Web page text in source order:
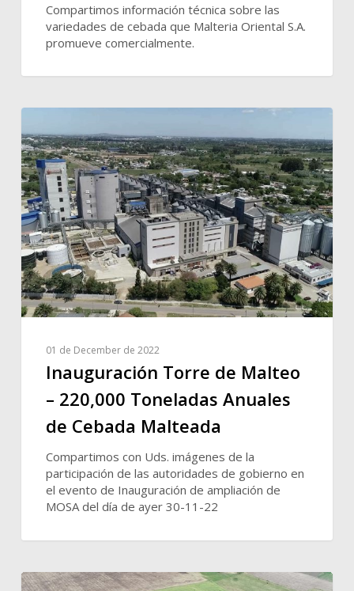
Compartimos información técnica sobre las
variedades de cebada que Malteria Oriental S.A.
promueve comercialmente.
01 de December de 2022
Inauguración Torre de Malteo
– 220,000 Toneladas Anuales
de Cebada Malteada
Compartimos con Uds. imágenes de la
participación de las autoridades de gobierno en
el evento de Inauguración de ampliación de
MOSA del día de ayer 30-11-22